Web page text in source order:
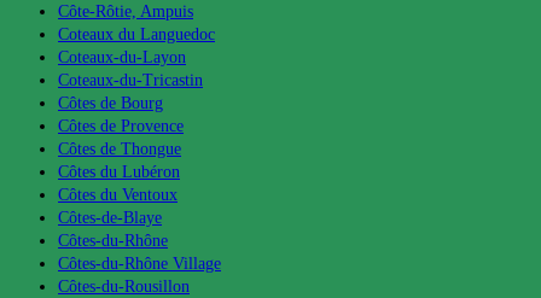
Côte-Rôtie, Ampuis
Coteaux du Languedoc
Coteaux-du-Layon
Coteaux-du-Tricastin
Côtes de Bourg
Côtes de Provence
Côtes de Thongue
Côtes du Lubéron
Côtes du Ventoux
Côtes-de-Blaye
Côtes-du-Rhône
Côtes-du-Rhône Village
Côtes-du-Rousillon